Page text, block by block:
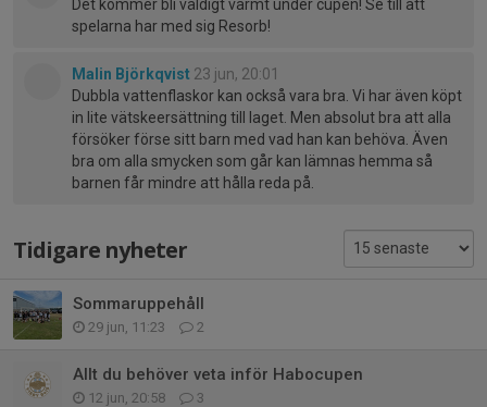
Det kommer bli väldigt varmt under cupen! Se till att
spelarna har med sig Resorb!
Malin Björkqvist 23 jun, 20:01
Dubbla vattenflaskor kan också vara bra. Vi har även köpt
in lite vätskeersättning till laget. Men absolut bra att alla
försöker förse sitt barn med vad han kan behöva. Även
bra om alla smycken som går kan lämnas hemma så
barnen får mindre att hålla reda på.
Tidigare nyheter
Sommaruppehåll
29 jun, 11:23 2
Allt du behöver veta inför Habocupen
12 jun, 20:58 3